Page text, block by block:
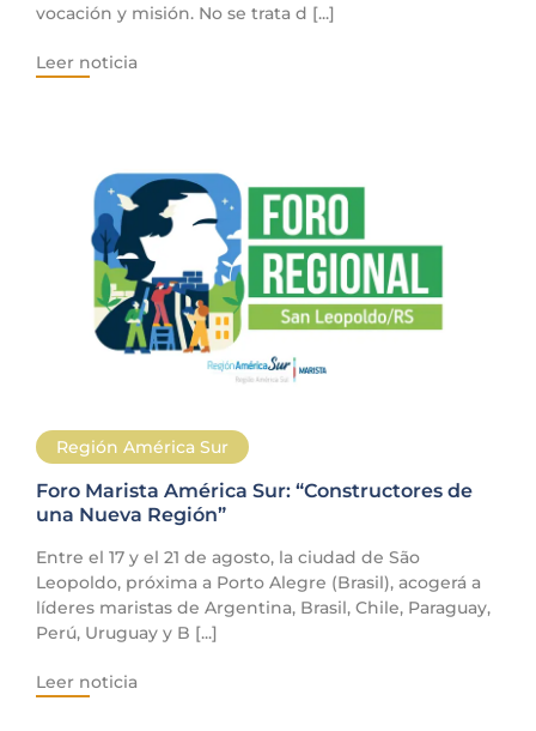
vocación y misión. No se trata d [...]
Leer noticia
Región América Sur
Foro Marista América Sur: “Constructores de
una Nueva Región”
Entre el 17 y el 21 de agosto, la ciudad de São
Leopoldo, próxima a Porto Alegre (Brasil), acogerá a
líderes maristas de Argentina, Brasil, Chile, Paraguay,
Perú, Uruguay y B [...]
Leer noticia